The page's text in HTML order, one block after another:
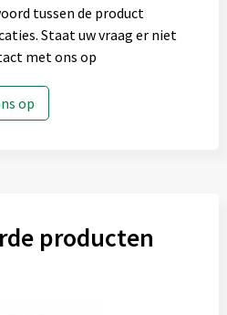
tussen de product
Staat uw vraag er niet
met ons op
op
producten